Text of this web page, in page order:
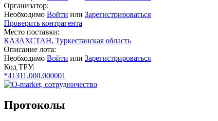
Организатор:
Необходимо Войти или Зарегистрироваться
Проверить контрагента
Место поставки:
КАЗАХСТАН, Туркестанская область
Описание лота:
Необходимо Войти или Зарегистрироваться
Код ТРУ:
*41311.000.000001
Протоколы